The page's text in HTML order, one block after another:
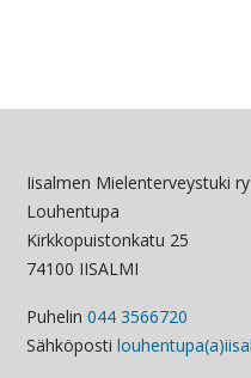
Iisalmen Mielenterveystuki ry
Louhentupa
Kirkkopuistonkatu 25
74100 IISALMI
Puhelin 044 3566720
Sähköposti